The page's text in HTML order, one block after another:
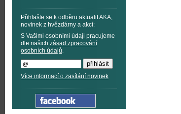
Přihlašte se k odběru aktualit AKA,
novinek z hvězdárny a akcí:
S Vašimi osobními údaji pracujeme
dle našich zásad zpracování
osobních údajů.
Více informací o zasílání novinek